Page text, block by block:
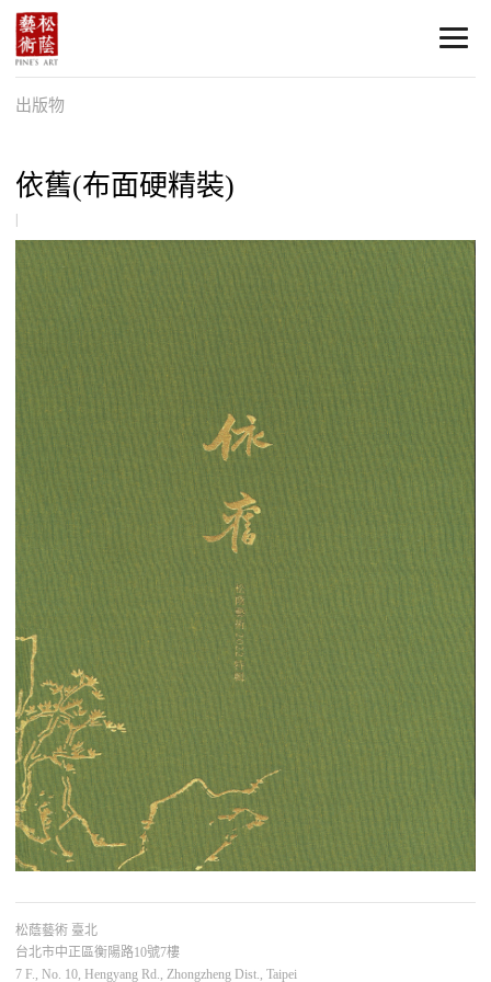
出版物
依舊(布面硬精裝)
松蔭藝術 臺北
台北市中正區衡陽路10號7樓
7 F., No. 10, Hengyang Rd., Zhongzheng Dist., Taipei